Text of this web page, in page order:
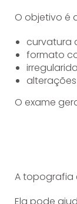
O objetivo é
curvatura
formato
O exame
A topografia
Ela pode